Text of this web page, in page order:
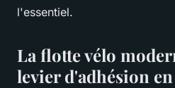
l'essentiel.
La flotte vélo
levier d'adhésion